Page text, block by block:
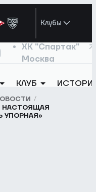
Клубы
ХК "Спартак"
Москва
КЛУБ
НАСТОЯЩАЯ
УПОРНАЯ»